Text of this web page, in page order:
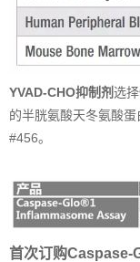
YVAD-CHO抑制剂选
的半胱氨酸天冬氨酸
#456。
首次订购